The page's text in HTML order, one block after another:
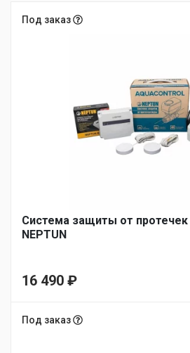
Под заказ
Система защиты от
NEPTUN
16 490 ₽
Под заказ